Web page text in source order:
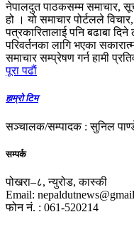
नेपालदुत पाठकसम्म समाचार,
हो । यो समाचार पोर्टलले
पत्रकारितालाई पनि बढाबा
परिवर्तनका लागि भएका
समाचार सम्प्रेषण गर्न हामी
पूरा पढाैं
हाम्रो टिम
सञ्चालक/सम्पादक : सुनिल
सम्पर्क
पोखरा–८, न्युरोड, कास्की
Email:
फोन नं. : 061-520214